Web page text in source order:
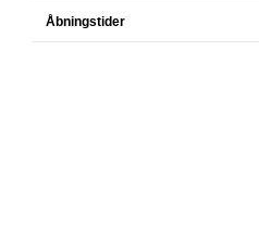
Åbningstider